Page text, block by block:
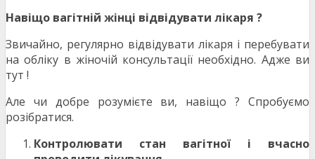
Навіщо вагітній жінці відвідувати лікаря ?
Звичайно, регулярно відвідувати лікаря і перебувати
на обліку в жіночій консультації необхідно. Адже ви
тут !
Але чи добре розумієте ви, навіщо ? Спробуємо
розібратися.
Контролювати стан вагітної і вчасно